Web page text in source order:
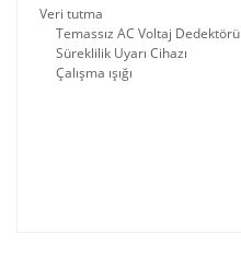
Veri tutma
Temassız AC Voltaj Dedektörü
Süreklilik Uyarı Cihazı
Çalışma ışığı